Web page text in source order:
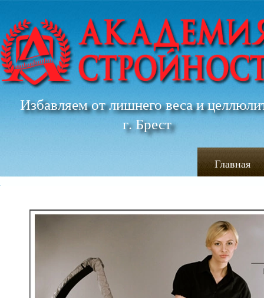
Избавляем от лишнего веса и
г. Брест
Главная